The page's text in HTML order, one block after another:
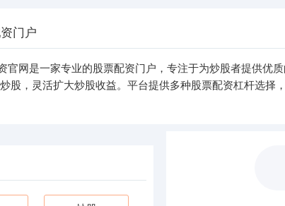
门户
官网是一家专业的股票配资门户，专注于为炒股者提供优
股，灵活扩大炒股收益。平台提供多种股票配资杠杆选择